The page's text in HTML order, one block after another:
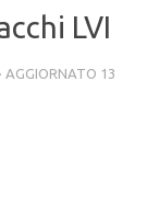
LVI
· AGGIORNATO 13